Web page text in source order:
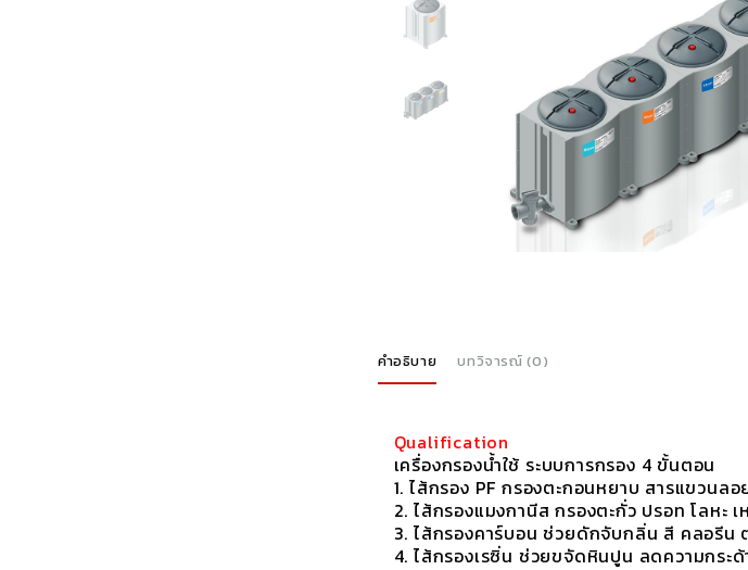
คำอธิบาย บทวิจารณ์ (0)
Qualification
เครื่องกรองน้ำใช้ ระบบการกรอง 4 ขั้นตอน
1. ไส้กรอง PF กรองตะกอนหยาบ สารแขวนล
2. ไส้กรองแมงกานีส กรองตะกั่ว ปรอท โลหะ
3. ไส้กรองคาร์บอน ช่วยดักจับกลิ่น สี คลอรีน
4. ไส้กรองเรซิ่น ช่วยขจัดหินปูน ลดความกระด้